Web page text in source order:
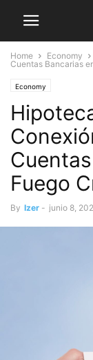
Home Economy
Cuentas Bancarias
Economy
Fuego
By Izer - junio 8,